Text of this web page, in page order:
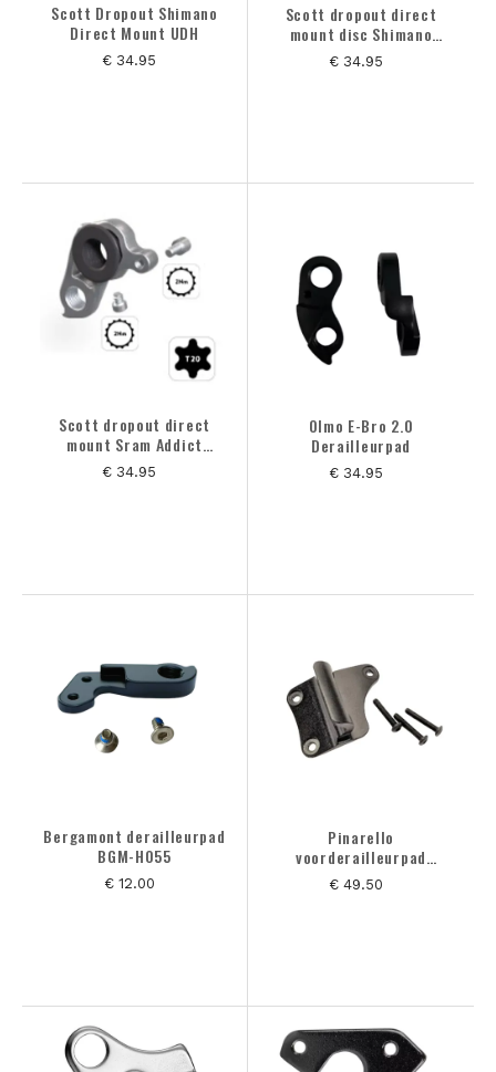
Scott Dropout Shimano
Direct Mount UDH
€ 34.95
Scott dropout direct
mount disc Shimano
Addict RC MY 2025
€ 34.95
Scott dropout direct
mount Sram Addict
RC2025
€ 34.95
Olmo E-Bro 2.0
Derailleurpad
€ 34.95
Bergamont derailleurpad
BGM-H055
€ 12.00
Pinarello
voorderailleurpad
fcm8899 kit am
€ 49.50